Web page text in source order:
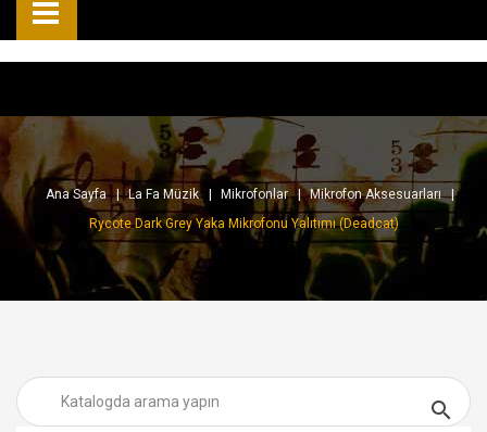
Ana Sayfa La Fa Müzik Mikrofonlar
Mikrofon Aksesuarları
Rycote Dark Grey Yaka Mikrofonu Yalıtımı (Deadcat)
